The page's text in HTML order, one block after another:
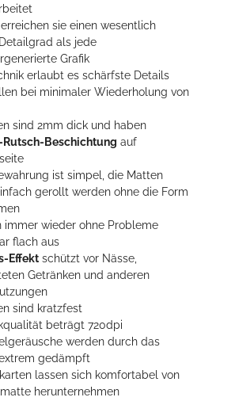
sie einen wesentlich
als jede
Grafik
erlaubt es schärfste Details
bei minimaler Wiederholung von
sind 2mm dick und haben
Rutsch-Beschichtung auf
ist simpel, die Matten
gerollt werden ohne die Form
immer wieder ohne Probleme
flach aus
Effekt schützt vor Nässe,
Getränken und anderen
sind kratzfest
beträgt 720dpi
werden durch das
gedämpft
lassen sich komfortabel von
herunternehmen